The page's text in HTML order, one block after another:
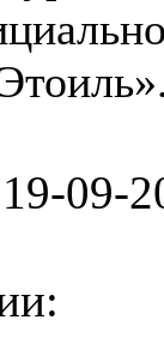
19-